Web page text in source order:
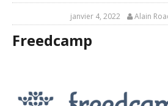
janvier 4, 2022 Alain
Freedcamp